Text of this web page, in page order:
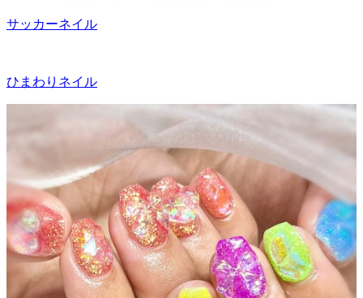
サッカーネイル
ひまわりネイル